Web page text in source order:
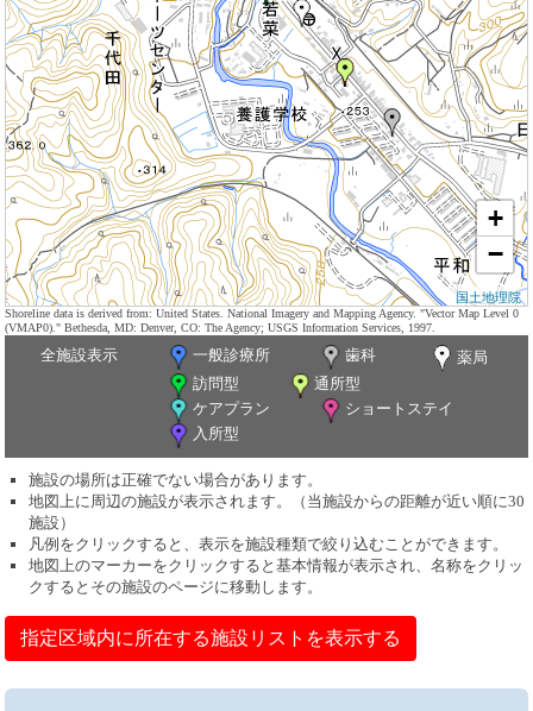
+
−
国土地理院
Shoreline data is derived from: United States. National Imagery and Mapping Agency. "Vector Map Level 0
(VMAP0)." Bethesda, MD: Denver, CO: The Agency; USGS Information Services, 1997.
全施設表示 一般診療所 歯科
薬局
訪問型
通所型
ケアプラン
ショートステイ
入所型
施設の場所は正確でない場合があります。
地図上に周辺の施設が表示されます。（当施設からの距離が近い順に30
施設）
凡例をクリックすると、表示を施設種類で絞り込むことができます。
地図上のマーカーをクリックすると基本情報が表示され、名称をクリッ
クするとその施設のページに移動します。
指定区域内に所在する施設リストを表示する